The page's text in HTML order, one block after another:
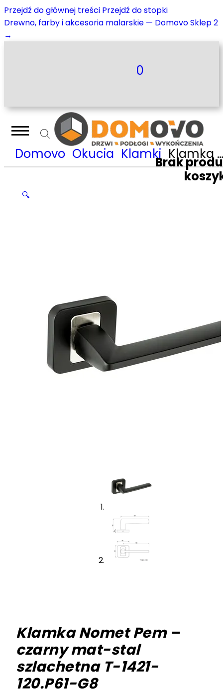
Przejdź do głównej treści Przejdź do stopki
Drewno, farby i akcesoria malarskie — Domovo Sklep 2
→
0
Brak
Domovo Okucia Klamki Klamka Nomet Pem – czarny mat-stal szlachetna T-1421-120.P61-G8
🔍
Klamka Nomet Pem –
czarny mat-stal
szlachetna T-1421-
120.P61-G8